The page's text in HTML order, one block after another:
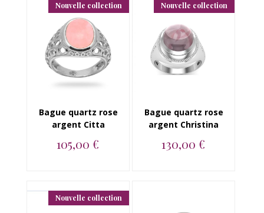
Nouvelle collection
Bague quartz rose
argent Citta
105,00 €
Nouvelle collection
Bague quartz rose
argent Christina
130,00 €
Nouvelle collection